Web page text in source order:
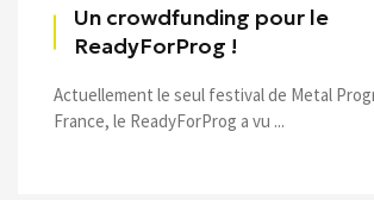
Un crowdfunding pour le
ReadyForProg !
Actuellement le seul festival de Metal
France, le ReadyForProg a vu ...